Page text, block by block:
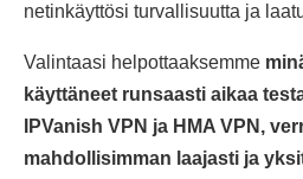
netinkäyttösi turvallisuutta ja
Valintaasi helpottaaksemme
käyttäneet runsaasti aikaa
IPVanish VPN ja HMA VPN,
mahdollisimman laajasti ja